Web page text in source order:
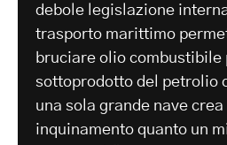
debole legislazione
trasporto marittimo
bruciare olio combustibile
sottoprodotto del petrolio
una sola grande nave
inquinamento quanto un